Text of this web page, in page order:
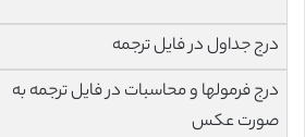
درج جداول در فایل ترجمه
درج فرمولها و محاسبات در فایل ترجمه به
صورت عکس